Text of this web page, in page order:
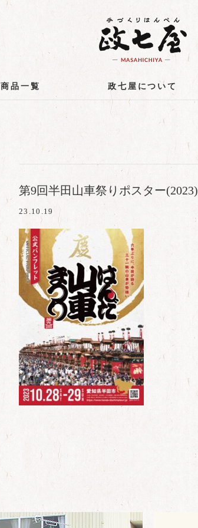
商品一覧 政七屋について
第9回半田山車祭りポスター(2023)
23.10.19